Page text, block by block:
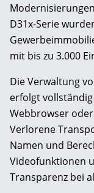
D31x-Serie
mit bis zu 3.000
Die Verwaltung
erfolgt
Webbrowser
Verlorene
Namen und
Videofunktionen
Transparenz bei